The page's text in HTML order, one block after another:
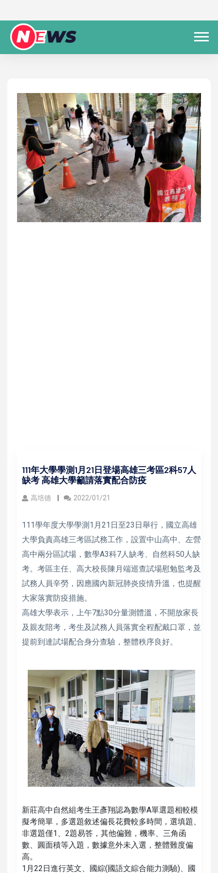
111年大學學測1月21日登場高雄三考區2科57人
缺考 高雄大學籲請落實配合防疫
高培德 2022/01/21
111學年度大學學測1月21日至23日舉行，國立高雄
大學負責高雄三考區試務工作，設置中山高中、左營
高中兩分區試場，數學A3科7人缺考、自然科50人缺
考。考區主任、高大校長陳月端巡查試場慰勉監考及
試務人員辛勞，因應國內新冠肺炎疫情升溫，也提醒
大家落實防疫措施。
高雄大學表示，上午7點30分量測體溫，不開放家長
及親友陪考，考生及試務人員落實全程配戴口罩，並
提前到達試場配合身分查驗，整體秩序良好。
新莊高中自然組考生王彥翔認為數學A單選題相較模
擬考簡單，多選題敘述偏長花費較多時間，選填題、
非選題僅1、2題易答，其他偏難，機率、三角函
數、圓面積等入題，數據意外未入選，整體難度偏
高。
1月22日進行英文、國綜(國語文綜合能力測驗)、國